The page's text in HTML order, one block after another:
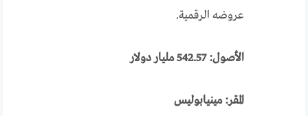
عروضه الرقمية.
الأصول: 542.57 مليار دولار
المقر: مينيابوليس